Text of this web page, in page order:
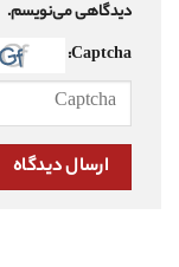
دیدگاهی می‌نویسم.
Captcha: